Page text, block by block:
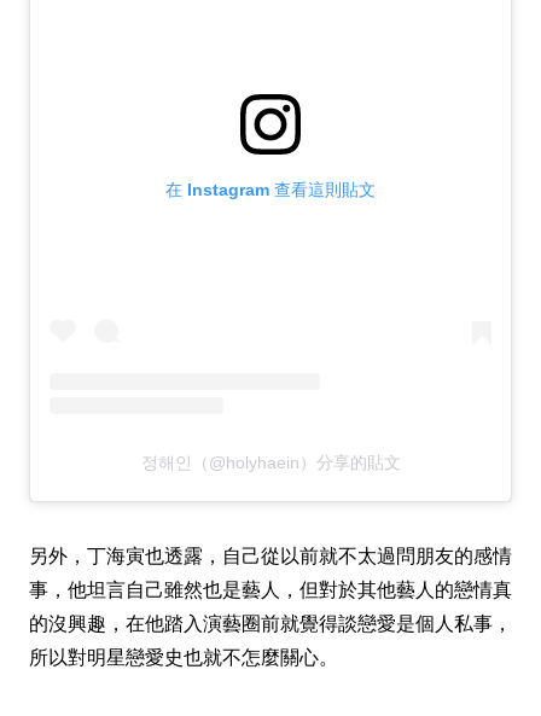
在 Instagram 查看這則貼文
정해인（@holyhaein）分享的貼文
另外，丁海寅也透露，自己從以前就不太過問朋友的感情
事，他坦言自己雖然也是藝人，但對於其他藝人的戀情真
的沒興趣，在他踏入演藝圈前就覺得談戀愛是個人私事，
所以對明星戀愛史也就不怎麼關心。